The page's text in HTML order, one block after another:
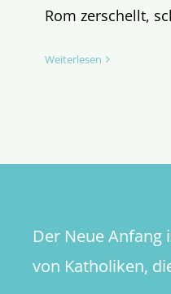
Rom zerschellt,
Weiterlesen
Der Neue
von Katholiken,